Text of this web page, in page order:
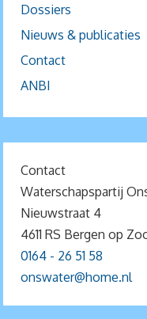
Dossiers
Nieuws & publicaties
Contact
ANBI
Contact
Waterschapspartij
Nieuwstraat 4
4611 RS Bergen op
0164 - 26 51 58
onswater@home.nl